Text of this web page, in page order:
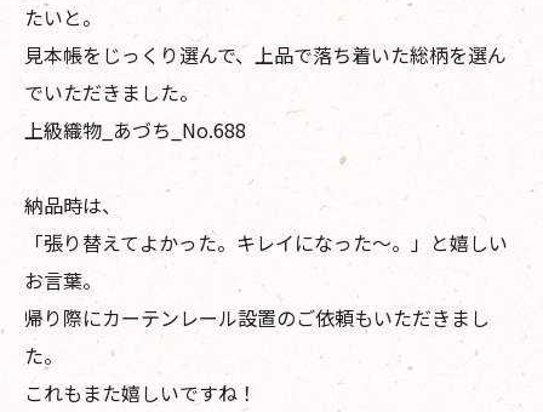
たいと。
見本帳をじっくり選んで、上品で落ち着いた総柄を選ん
でいただきました。
上級織物_あづち_No.688
納品時は、
「張り替えてよかった。キレイになった〜。」と嬉しい
お言葉。
帰り際にカーテンレール設置のご依頼もいただきまし
た。
これもまた嬉しいですね！